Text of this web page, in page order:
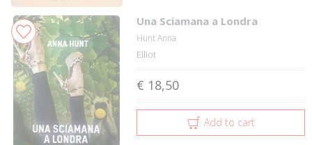
Una Sciamana a Londra
Hunt Anna
Elliot
€ 18,50
Add to cart